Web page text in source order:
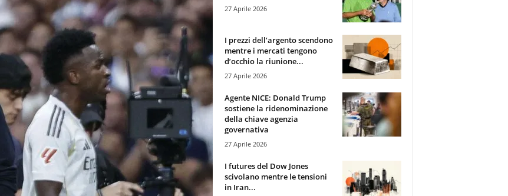
27 Aprile 2026
I prezzi dell’argento scendono
mentre i mercati tengono
d’occhio la riunione...
27 Aprile 2026
Agente NICE: Donald Trump
sostiene la ridenominazione
della chiave agenzia
governativa
27 Aprile 2026
I futures del Dow Jones
scivolano mentre le tensioni
in Iran...